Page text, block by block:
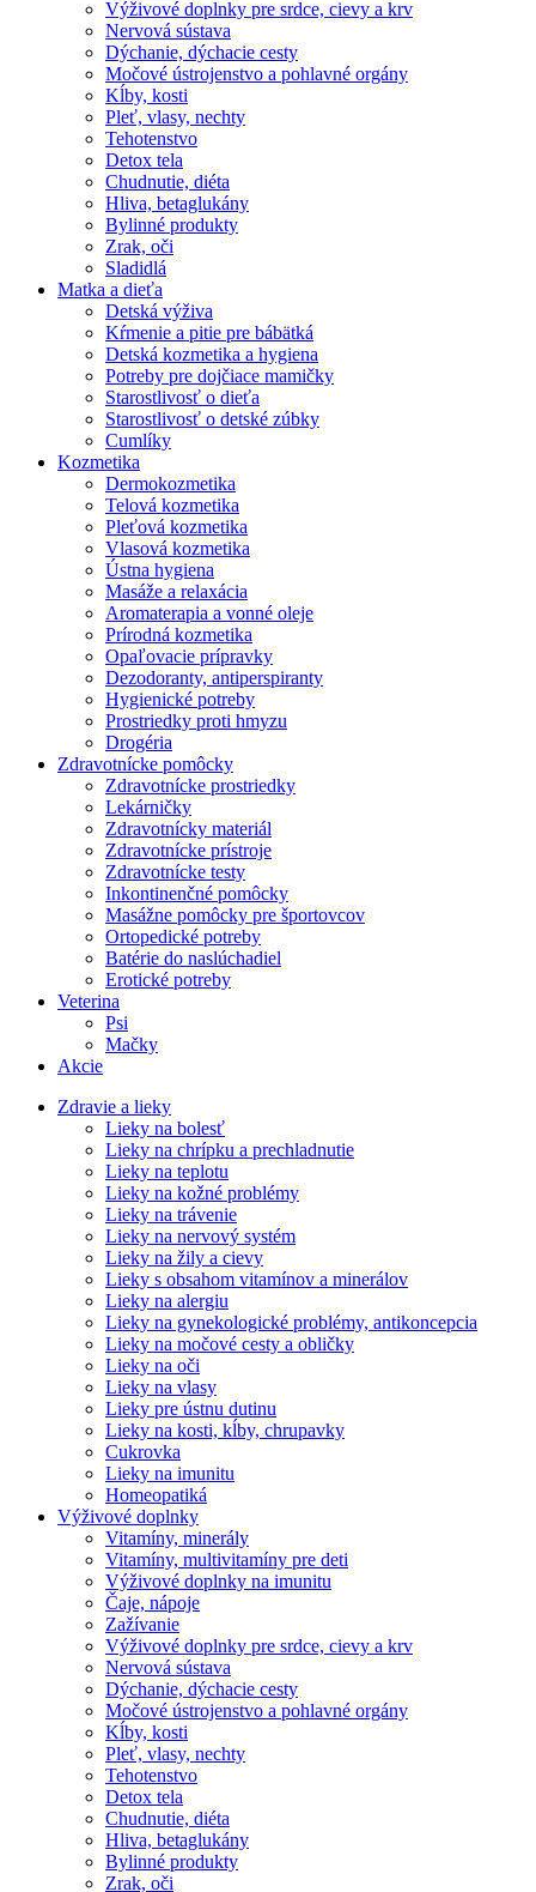
Výživové doplnky pre srdce, cievy a krv
Nervová sústava
Dýchanie, dýchacie cesty
Močové ústrojenstvo a pohlavné orgány
Kĺby, kosti
Pleť, vlasy, nechty
Tehotenstvo
Detox tela
Chudnutie, diéta
Hliva, betaglukány
Bylinné produkty
Zrak, oči
Sladidlá
Matka a dieťa
Detská výživa
Kŕmenie a pitie pre bábätká
Detská kozmetika a hygiena
Potreby pre dojčiace mamičky
Starostlivosť o dieťa
Starostlivosť o detské zúbky
Cumlíky
Kozmetika
Dermokozmetika
Telová kozmetika
Pleťová kozmetika
Vlasová kozmetika
Ústna hygiena
Masáže a relaxácia
Aromaterapia a vonné oleje
Prírodná kozmetika
Opaľovacie prípravky
Dezodoranty, antiperspiranty
Hygienické potreby
Prostriedky proti hmyzu
Drogéria
Zdravotnícke pomôcky
Zdravotnícke prostriedky
Lekárničky
Zdravotnícky materiál
Zdravotnícke prístroje
Zdravotnícke testy
Inkontinenčné pomôcky
Masážne pomôcky pre športovcov
Ortopedické potreby
Batérie do naslúchadiel
Erotické potreby
Veterina
Psi
Mačky
Akcie
Zdravie a lieky
Lieky na bolesť
Lieky na chrípku a prechladnutie
Lieky na teplotu
Lieky na kožné problémy
Lieky na trávenie
Lieky na nervový systém
Lieky na žily a cievy
Lieky s obsahom vitamínov a minerálov
Lieky na alergiu
Lieky na gynekologické problémy, antikoncepcia
Lieky na močové cesty a obličky
Lieky na oči
Lieky na vlasy
Lieky pre ústnu dutinu
Lieky na kosti, kĺby, chrupavky
Cukrovka
Lieky na imunitu
Homeopatiká
Výživové doplnky
Vitamíny, minerály
Vitamíny, multivitamíny pre deti
Výživové doplnky na imunitu
Čaje, nápoje
Zažívanie
Výživové doplnky pre srdce, cievy a krv
Nervová sústava
Dýchanie, dýchacie cesty
Močové ústrojenstvo a pohlavné orgány
Kĺby, kosti
Pleť, vlasy, nechty
Tehotenstvo
Detox tela
Chudnutie, diéta
Hliva, betaglukány
Bylinné produkty
Zrak, oči